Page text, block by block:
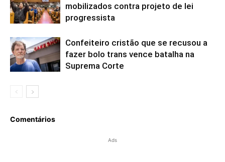
mobilizados contra projeto de lei
progressista
Confeiteiro cristão que se recusou a
fazer bolo trans vence batalha na
Suprema Corte
Comentários
Ads